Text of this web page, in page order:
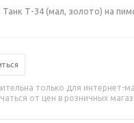
Танк Т-34 (мал, золото) на
только для интернет-
от цен в розничных